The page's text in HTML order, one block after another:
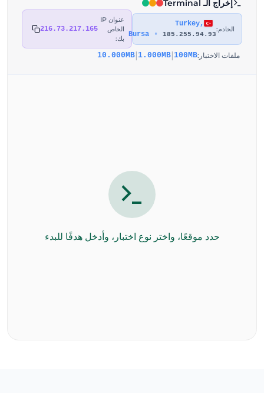
إخراج الـ Terminal
الخادم:
Turkey,
Bursa
• 185.255.94.93
عنوان IP
الخاص
بك:
216.73.217.165
ملفات الاختبار:100MB
|
1.000MB
|
10.000MB
حدد موقعًا، واختر نوع اختبار، وأدخل هدفًا للبدء